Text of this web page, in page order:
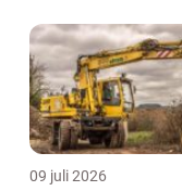
økonomiske
09 juli 2026